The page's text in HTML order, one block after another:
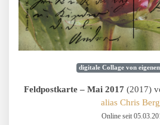
digitale Collage von
Feldpostkarte – Mai 2017 (2017)
alias Chris
Online seit